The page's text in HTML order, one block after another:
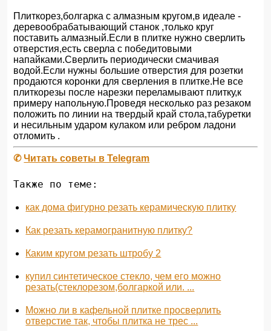
Плиткорез,болгарка с алмазным кругом,в идеале -
деревообрабатывающий станок ,только круг
поставить алмазный.Если в плитке нужно сверлить
отверстия,есть сверла с победитовыми
напайками.Сверлить периодически смачивая
водой.Если нужны большие отверстия для розетки
продаются коронки для сверления в плитке.Не все
плиткорезы после нарезки переламывают плитку,к
примеру напольную.Проведя несколько раз резаком
положить по линии на твердый край стола,табуретки
и несильным ударом кулаком или ребром ладони
отломить .
✆Читать советы в Telegram
Также по теме:
как дома фигурно резать керамическую плитку
Как резать керамогранитную плитку?
Каким кругом резать штробу 2
купил синтетическое стекло, чем его можно
резать(стеклорезом,болгаркой или. ...
Можно ли в кафельной плитке просверлить
отверстие так, чтобы плитка не трес ...